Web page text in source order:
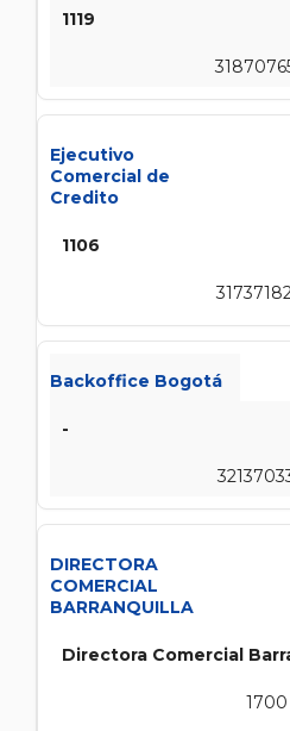
1119
Ejecutivo
Comercial de
Credito
1106
Backoffice Bogotá
-
DIRECTORA
COMERCIAL
BARRANQUILLA
Directora Comercial
1700